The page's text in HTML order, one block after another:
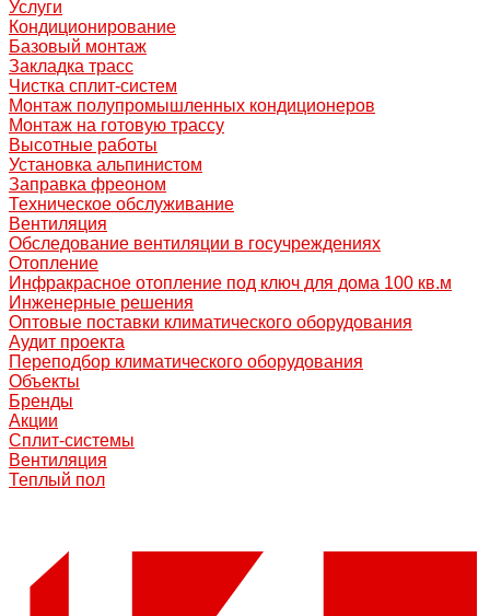
Услуги
Кондиционирование
Базовый монтаж
Закладка трасс
Чистка сплит-систем
Монтаж полупромышленных кондиционеров
Монтаж на готовую трассу
Высотные работы
Установка альпинистом
Заправка фреоном
Техническое обслуживание
Вентиляция
Обследование вентиляции в госучреждениях
Отопление
Инфракрасное отопление под ключ для дома 100 кв.м
Инженерные решения
Оптовые поставки климатического оборудования
Аудит проекта
Переподбор климатического оборудования
Объекты
Бренды
Акции
Сплит-системы
Вентиляция
Теплый пол